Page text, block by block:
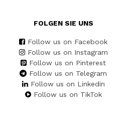
FOLGEN SIE UNS
Follow us on Facebook
Follow us on Instagram
Follow us on Pinterest
Follow us on Telegram
Follow us on Linkedin
Follow us on TikTok